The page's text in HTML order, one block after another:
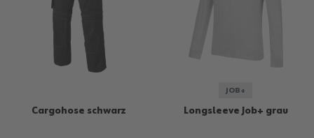
Cargohose schwarz
JOB+
Longsleeve Job+ grau